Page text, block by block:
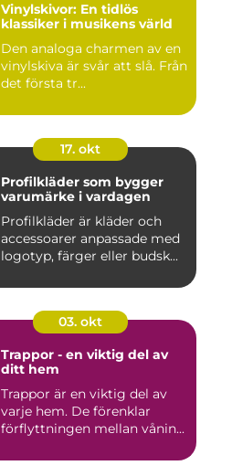
Vinylskivor: En tidlös
klassiker i musikens värld
Den analoga charmen av en
vinylskiva är svår att slå. Från
det första tr...
17. okt
Profilkläder som bygger
varumärke i vardagen
Profilkläder är kläder och
accessoarer anpassade med
logotyp, färger eller budsk...
03. okt
Trappor - en viktig del av
ditt hem
Trappor är en viktig del av
varje hem. De förenklar
förflyttningen mellan vånin...